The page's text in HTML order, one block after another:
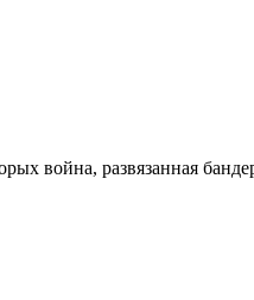
война, развязанная